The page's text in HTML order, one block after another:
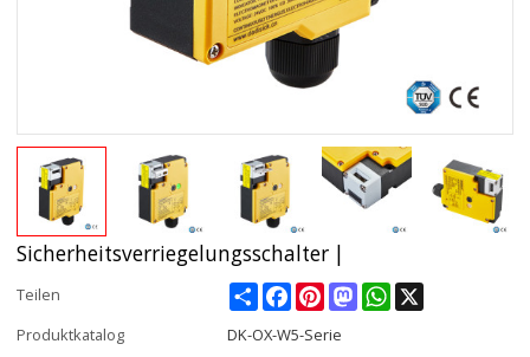
Sicherheitsverriegelungsschalter |
Teilen ShareFacebookPinterestMastodonWhatsApp
Produktkatalog
DK-OX-W5-Serie